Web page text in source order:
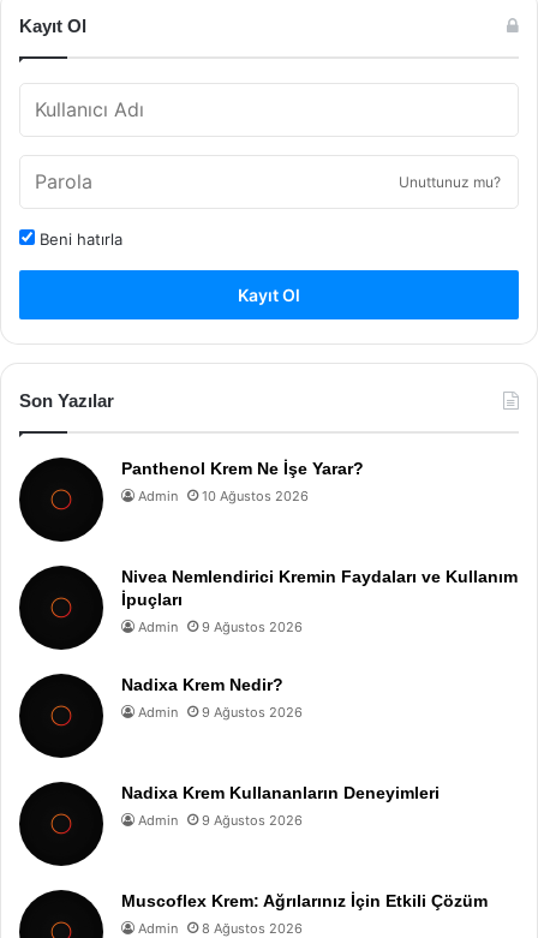
Kayıt Ol
Unuttunuz mu?
Beni hatırla
Kayıt Ol
Son Yazılar
Panthenol Krem Ne İşe Yarar?
Admin 10 Ağustos 2026
Nivea Nemlendirici Kremin Faydaları ve Kullanım
İpuçları
Admin 9 Ağustos 2026
Nadixa Krem Nedir?
Admin 9 Ağustos 2026
Nadixa Krem Kullananların Deneyimleri
Admin 9 Ağustos 2026
Muscoflex Krem: Ağrılarınız İçin Etkili Çözüm
Admin 8 Ağustos 2026